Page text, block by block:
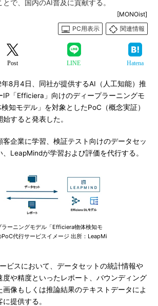
で、国内のAI普及に貢献する。
[MONOist]
PC用表示
関連情報
Post LINE Hatena
8月4日、同社が提供するAI（人工知能）推
IP「Efficiera」向けのディープラーニングモ
知モデル」を対象としたPoC（概念実証）
すると発表した。
企業に学習、検証テスト向けのデータセッ
、LeapMindが学習および評価を代行する。
ラーニングモデル「Efficiera物体検知モ
PoC代行サービスイメージ 出所：LeapMi
ビスにおいて、データセットの統計情報や
度や精度といったレポート、バウンディング
画像もしくは推論結果のテキストデータによ
提供する。